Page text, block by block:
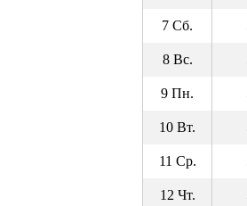
7 Сб.
8 Вс.
9 Пн.
10 Вт.
11 Ср.
12 Чт.